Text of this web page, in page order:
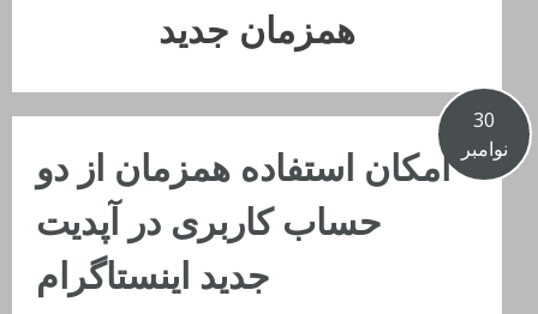
همزمان جدید
30
نوامبر
امکان استفاده همزمان از دو
حساب کاربری در آپدیت
جدید اینستاگرام